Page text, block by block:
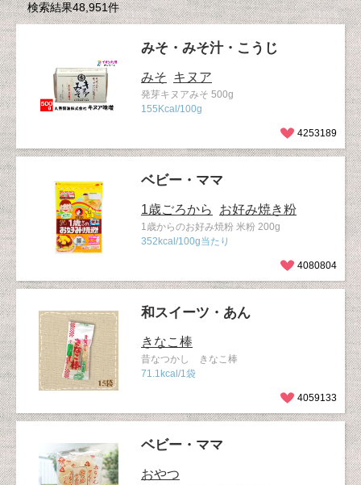
検索結果48,951件
みそ・みそ汁・こうじ
みそ キヌア
発芽キヌアみそ 500g
155Kcal/100g
4253189
ベビー・ママ
1歳ごろから お好み焼き粉
1歳からのお好み焼粉 米粉 200g
352kcal/100g当たり
4080804
和スイーツ・あん
きなこ棒
昔なつかし きなこ棒
71.1kcal/1袋
4059133
ベビー・ママ
おやつ